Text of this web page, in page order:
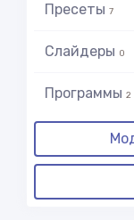
Пресеты 7
Слайдеры 0
Программы 2